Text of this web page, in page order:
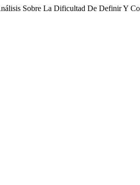
Sobre La Dificultad De Definir Y